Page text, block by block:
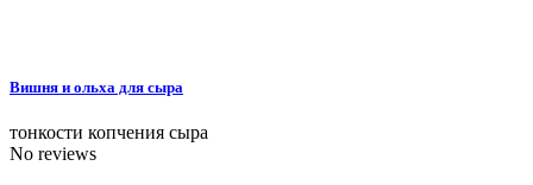
Вишня и ольха для сыра
тонкости копчения сыра
No reviews